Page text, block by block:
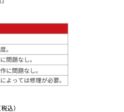
配信/ライブ
機器
税込）